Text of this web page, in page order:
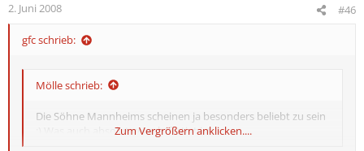
2. Juni 2008 #46
gfc schrieb:
Mölle schrieb:
Die Söhne Mannheims scheinen ja besonders beliebt zu sein
:) Was auch absolut gerechtfertigt ist.
Zum Vergrößern anklicken....